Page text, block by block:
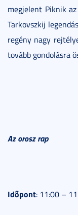
megjelent Piknik
Tarkovszkij
regény nagy
tovább gondolásra
Az orosz rap
Időpont: 11:00 –